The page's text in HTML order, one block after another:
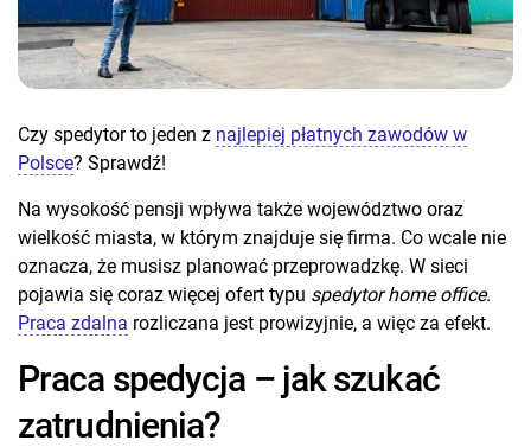
Czy spedytor to jeden z najlepiej płatnych zawodów w
Polsce? Sprawdź!
Na wysokość pensji wpływa także województwo oraz
wielkość miasta, w którym znajduje się firma. Co wcale nie
oznacza, że musisz planować przeprowadzkę. W sieci
pojawia się coraz więcej ofert typu spedytor home office.
Praca zdalna rozliczana jest prowizyjnie, a więc za efekt.
Praca spedycja – jak szukać
zatrudnienia?